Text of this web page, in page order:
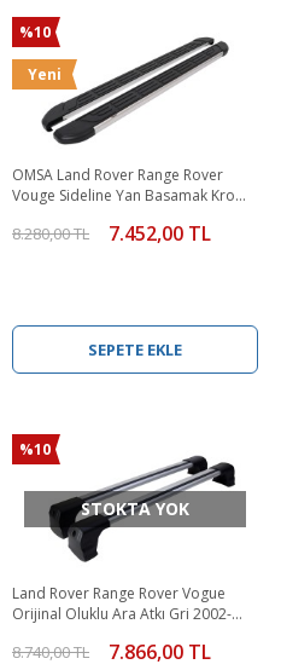
%10
Yeni
OMSA Land Rover Range Rover
Vouge Sideline Yan Basamak Krom
8.280,00 TL 7.452,00 TL
SEPETE EKLE
%10
STOKTA YOK
Land Rover Range Rover Vogue
Orijinal Oluklu Ara Atkı Gri 2002-
8.740,00 TL 7.866,00 TL